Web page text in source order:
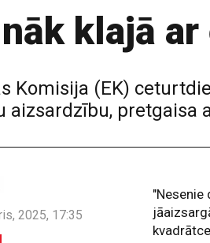
nāk klajā
Komisija (EK)
aizsardzību, pretgaisa
2025, 17:35
"Nesenie